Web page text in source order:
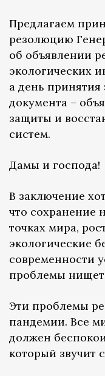
Предлагаем
резолюцию
об объявлении
экологических
а день
документа –
защиты и
систем.
Дамы и господа!
В заключение
что сохранение
точках мира,
экологические
современности
проблемы
Эти проблемы
пандемии. Все
должен
который звучит